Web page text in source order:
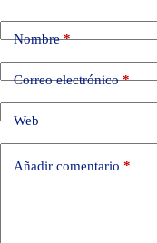
Nombre*
Correo electrónico*
Web
Añadir comentario *